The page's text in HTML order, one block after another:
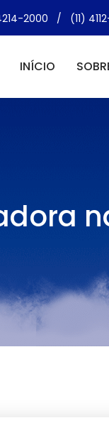
2000 / (11)
INÍCIO